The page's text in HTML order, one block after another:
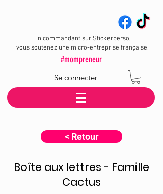
En commandant sur Stickerperso,
vous soutenez une micro-entreprise française.
#mompreneur
Se connecter
< Retour
Boîte aux lettres - Famille
Cactus